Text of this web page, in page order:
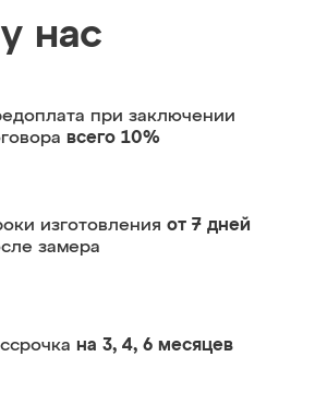
нас
при заключении
всего 10%
изготовления от 7 дней
замера
на 3, 4, 6 месяцев